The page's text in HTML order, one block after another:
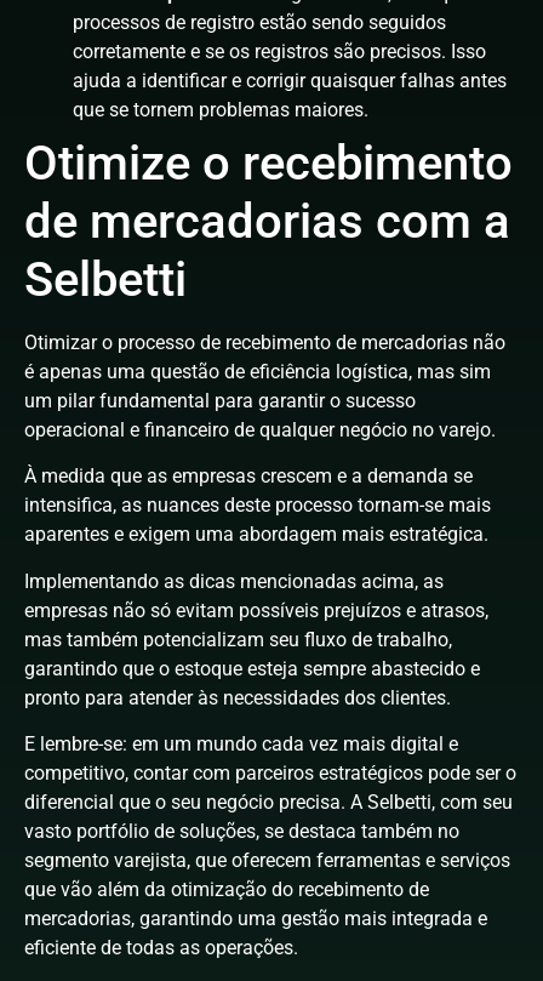
processos de registro estão sendo seguidos
corretamente e se os registros são precisos. Isso
ajuda a identificar e corrigir quaisquer falhas antes
que se tornem problemas maiores.
Otimize o recebimento
de mercadorias com a
Selbetti
Otimizar o processo de recebimento de mercadorias não
é apenas uma questão de eficiência logística, mas sim
um pilar fundamental para garantir o sucesso
operacional e financeiro de qualquer negócio no varejo.
À medida que as empresas crescem e a demanda se
intensifica, as nuances deste processo tornam-se mais
aparentes e exigem uma abordagem mais estratégica.
Implementando as dicas mencionadas acima, as
empresas não só evitam possíveis prejuízos e atrasos,
mas também potencializam seu fluxo de trabalho,
garantindo que o estoque esteja sempre abastecido e
pronto para atender às necessidades dos clientes.
E lembre-se: em um mundo cada vez mais digital e
competitivo, contar com parceiros estratégicos pode ser o
diferencial que o seu negócio precisa. A Selbetti, com seu
vasto portfólio de soluções, se destaca também no
segmento varejista, que oferecem ferramentas e serviços
que vão além da otimização do recebimento de
mercadorias, garantindo uma gestão mais integrada e
eficiente de todas as operações.